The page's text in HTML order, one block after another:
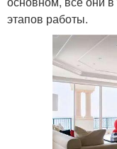
этапов работы.